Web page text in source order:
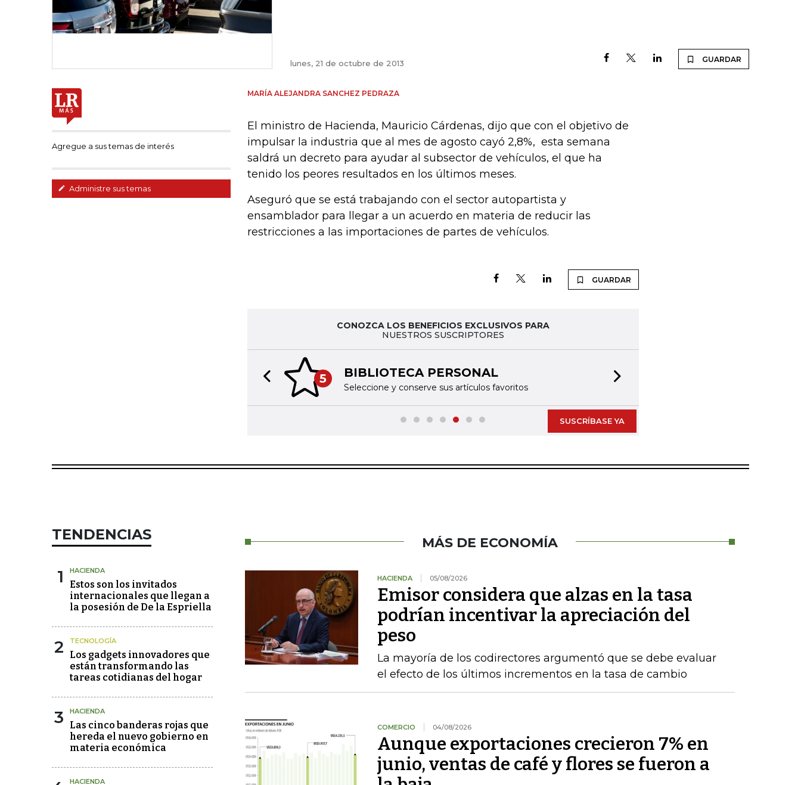
lunes, 21 de octubre de 2013 GUARDAR
Agregue a sus temas de interés
Administre sus temas
MARÍA ALEJANDRA SANCHEZ PEDRAZA
El ministro de Hacienda, Mauricio Cárdenas, dijo que con el objetivo de
impulsar la industria que al mes de agosto cayó 2,8%, esta semana
saldrá un decreto para ayudar al subsector de vehículos, el que ha
tenido los peores resultados en los últimos meses.
Aseguró que se está trabajando con el sector autopartista y
ensamblador para llegar a un acuerdo en materia de reducir las
restricciones a las importaciones de partes de vehículos.
GUARDAR
CONOZCA LOS BENEFICIOS EXCLUSIVOS PARA
NUESTROS SUSCRIPTORES
5 BIBLIOTECA PERSONAL
Seleccione y conserve sus artículos favoritos
Previous slide
SUSCRÍBASE YA
TENDENCIAS
1 HACIENDA
Estos son los invitados
internacionales que llegan a
la posesión de De la Espriella
2 TECNOLOGÍA
Los gadgets innovadores que
están transformando las
tareas cotidianas del hogar
3 HACIENDA
Las cinco banderas rojas que
hereda el nuevo gobierno en
materia económica
HACIENDA
MÁS DE ECONOMÍA
HACIENDA 05/08/2026
Emisor considera que alzas en la tasa
podrían incentivar la apreciación del
peso
La mayoría de los codirectores argumentó que se debe evaluar
el efecto de los últimos incrementos en la tasa de cambio
COMERCIO 04/08/2026
Aunque exportaciones crecieron 7% en
junio, ventas de café y flores se fueron a